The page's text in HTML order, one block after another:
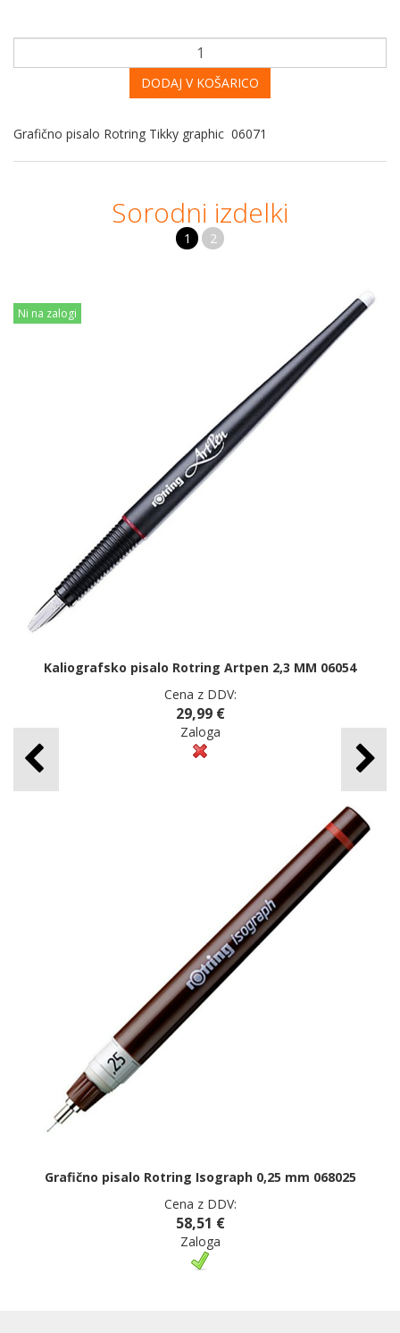
DODAJ V KOŠARICO
Grafično pisalo Rotring Tikky graphic 06071
Sorodni izdelki
1 2
Ni na zalogi
Kaliografsko pisalo Rotring Artpen 2,3 MM 06054
Cena z DDV:
29,99 €
Zaloga
Grafično pisalo Rotring Isograph 0,25 mm 068025
Cena z DDV:
58,51 €
Zaloga